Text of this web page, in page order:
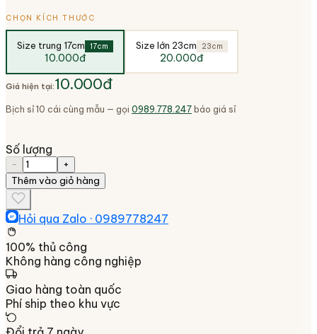
CHỌN KÍCH THƯỚC
Size trung 17cm 17cm
10.000đ
Size lớn 23cm 23cm
20.000đ
Giá hiện tại:10.000đ
Bịch sỉ 10 cái cùng mẫu — gọi 0989.778.247báo giá sỉ
Số lượng
−
+
Thêm vào giỏ hàng
Hỏi qua Zalo · 0989778247
100% thủ công
Không hàng công nghiệp
Giao hàng toàn quốc
Phí ship theo khu vực